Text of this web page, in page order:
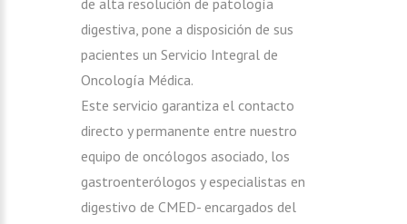
digestiva, pone a disposición de sus
pacientes un Servicio Integral de
Oncología Médica.
Este servicio garantiza el contacto
directo y permanente entre nuestro
equipo de oncólogos asociado, los
gastroenterólogos y especialistas en
digestivo de CMED- encargados del